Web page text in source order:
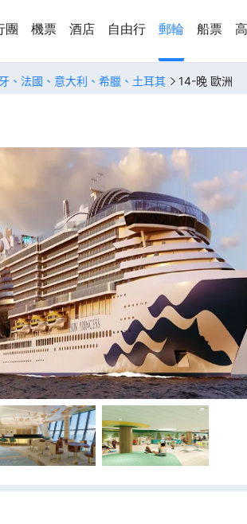
團 機票 酒店 自由行 郵輪 船票
、法國、意大利、希臘、土耳其 14-晚 歐洲